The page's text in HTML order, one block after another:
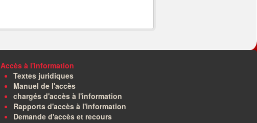
Accès à l'information
Textes juridiques
Manuel de l'accès
chargés d'accès à l'information
Rapports d'accès à l'information
Demande d'accès et recours